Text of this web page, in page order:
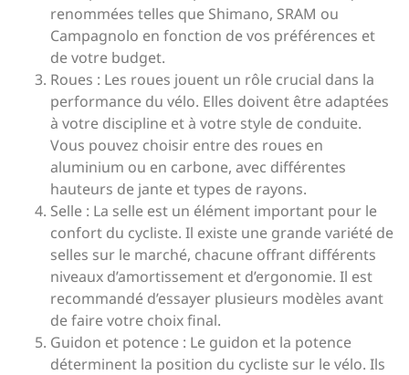
renommées telles que Shimano, SRAM ou
Campagnolo en fonction de vos préférences et
de votre budget.
Roues : Les roues jouent un rôle crucial dans la
performance du vélo. Elles doivent être adaptées
à votre discipline et à votre style de conduite.
Vous pouvez choisir entre des roues en
aluminium ou en carbone, avec différentes
hauteurs de jante et types de rayons.
Selle : La selle est un élément important pour le
confort du cycliste. Il existe une grande variété de
selles sur le marché, chacune offrant différents
niveaux d’amortissement et d’ergonomie. Il est
recommandé d’essayer plusieurs modèles avant
de faire votre choix final.
Guidon et potence : Le guidon et la potence
déterminent la position du cycliste sur le vélo. Ils